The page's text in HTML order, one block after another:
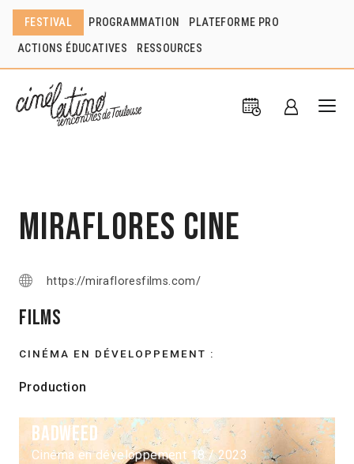
FESTIVAL PROGRAMMATION PLATEFORME PRO
ACTIONS ÉDUCATIVES RESSOURCES
Miraflores Cine
https://mirafloresfilms.com/
Films
CINÉMA EN DÉVELOPPEMENT :
Production
Badweed
Cinéma en développement 18 / 2023